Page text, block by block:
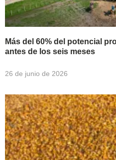
Más del 60% del potencial
antes de los seis meses
26 de junio de 2026